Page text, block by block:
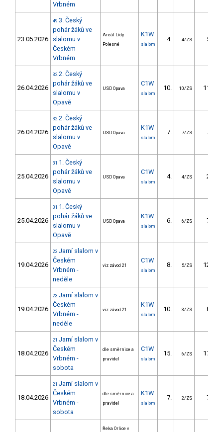
Vrbném
23.05.2026
49 3. Český
pohár žáků ve
slalomu v
Českém
Vrbném
Areál Lídy
Polesné
K1W
slalom
4. 4/ZS 5.83
26.04.2026
32 2. Český
pohár žáků ve
slalomu v
Opavě
USD Opava
C1W
slalom
10. 10/ZS 11.72
26.04.2026
32 2. Český
pohár žáků ve
slalomu v
Opavě
USD Opava
K1W
slalom
7. 7/ZS 7.41
25.04.2026
31 1. Český
pohár žáků ve
slalomu v
Opavě
USD Opava
C1W
slalom
4. 4/ZS 2.38
25.04.2026
31 1. Český
pohár žáků ve
slalomu v
Opavě
USD Opava
K1W
slalom
6. 6/ZS 7.84
19.04.2026
23 Jarní slalom v
Českém
Vrbném -
neděle
viz závod 21
C1W
slalom
8. 5/ZS 12.66
19.04.2026
23 Jarní slalom v
Českém
Vrbném -
neděle
viz závod 21
K1W
slalom
10. 3/ZS 8.65
18.04.2026
21 Jarní slalom v
Českém
Vrbném -
sobota
dle směrnice a
pravidel
C1W
slalom
15. 6/ZS 17.84
18.04.2026
21 Jarní slalom v
Českém
Vrbném -
sobota
dle směrnice a
pravidel
K1W
slalom
7. 2/ZS 7.63
Řeka Orlice v